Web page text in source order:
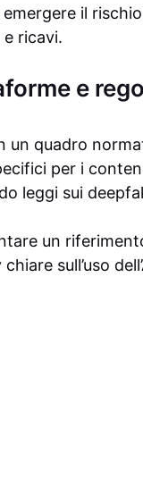
il
ricavi.
e
un quadro
per i
leggi sui
un
sull’uso